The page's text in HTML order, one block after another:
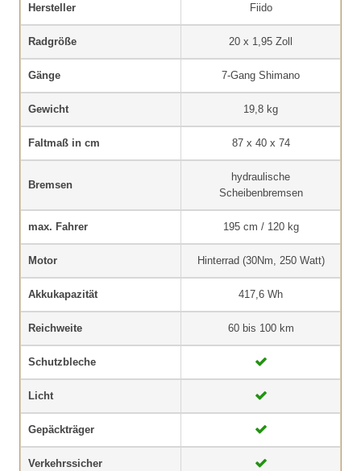
Hersteller Fiido
Radgröße 20 x 1,95 Zoll
Gänge 7-Gang Shimano
Gewicht 19,8 kg
Faltmaß in cm 87 x 40 x 74
Bremsen
hydraulische
Scheibenbremsen
max. Fahrer 195 cm / 120 kg
Motor Hinterrad (30Nm, 250 Watt)
Akkukapazität 417,6 Wh
Reichweite 60 bis 100 km
Schutzbleche
Licht
Gepäckträger
Verkehrssicher